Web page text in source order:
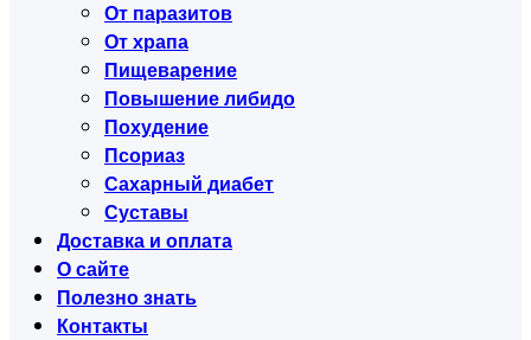
От паразитов
От храпа
Пищеварение
Повышение либидо
Похудение
Псориаз
Сахарный диабет
Суставы
Доставка и оплата
О сайте
Полезно знать
Контакты